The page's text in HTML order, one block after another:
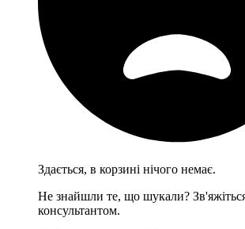
Здається, в корзині нічого немає.
Не знайшли те, що шукали?
консультантом.